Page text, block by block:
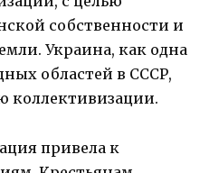
собственности и
Украина, как одна
областей в СССР,
коллективизации.
привела к